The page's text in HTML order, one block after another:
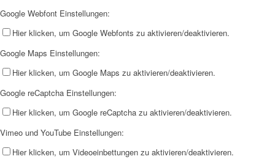
Google Webfont Einstellungen:
Hier klicken, um Google Webfonts zu aktivieren/deaktivieren.
Google Maps Einstellungen:
Hier klicken, um Google Maps zu aktivieren/deaktivieren.
Google reCaptcha Einstellungen:
Hier klicken, um Google reCaptcha zu aktivieren/deaktivieren.
Vimeo und YouTube Einstellungen:
Hier klicken, um Videoeinbettungen zu aktivieren/deaktivieren.